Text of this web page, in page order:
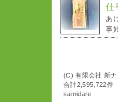
仕
あ
事
(C) 有限会社 新
合計2,595,722
samidare